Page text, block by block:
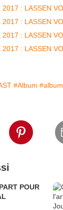
#Album #album
POUR